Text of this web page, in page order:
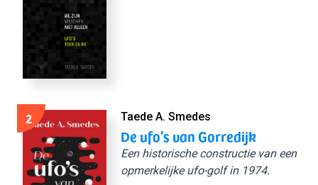
2 Taede A. Smedes
De ufo’s van Gorredijk
Een historische constructie van een
opmerkelijke ufo-golf in 1974.